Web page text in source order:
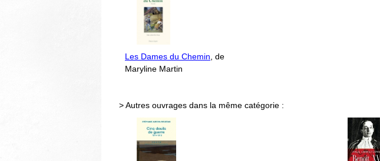
Les Dames du Chemin, de
Maryline Martin
> Autres ouvrages dans la même catégorie :